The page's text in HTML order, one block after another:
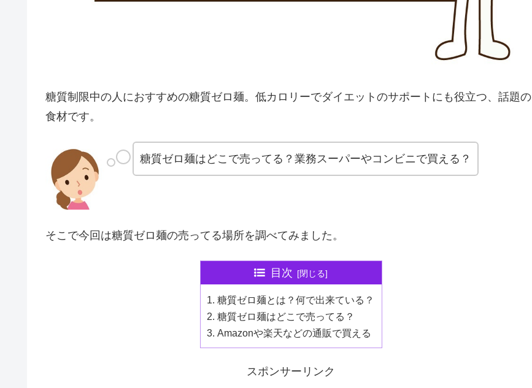
糖質制限中の人におすすめの糖質ゼロ麺。低カロリーでダイエットのサポートにも役立つ、話題の
食材です。
糖質ゼロ麺はどこで売ってる？業務スーパーやコンビニで買える？
そこで今回は糖質ゼロ麺の売ってる場所を調べてみました。
目次
糖質ゼロ麺とは？何で出来ている？
糖質ゼロ麺はどこで売ってる？
Amazonや楽天などの通販で買える
スポンサーリンク